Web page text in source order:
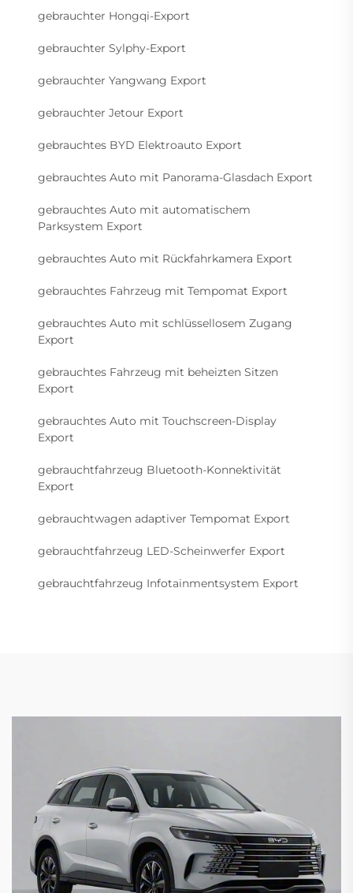
gebrauchter Hongqi-Export
gebrauchter Sylphy-Export
gebrauchter Yangwang Export
gebrauchter Jetour Export
gebrauchtes BYD Elektroauto Export
gebrauchtes Auto mit Panorama-Glasdach Export
gebrauchtes Auto mit automatischem
Parksystem Export
gebrauchtes Auto mit Rückfahrkamera Export
gebrauchtes Fahrzeug mit Tempomat Export
gebrauchtes Auto mit schlüssellosem Zugang
Export
gebrauchtes Fahrzeug mit beheizten Sitzen
Export
gebrauchtes Auto mit Touchscreen-Display
Export
gebrauchtfahrzeug Bluetooth-Konnektivität
Export
gebrauchtwagen adaptiver Tempomat Export
gebrauchtfahrzeug LED-Scheinwerfer Export
gebrauchtfahrzeug Infotainmentsystem Export